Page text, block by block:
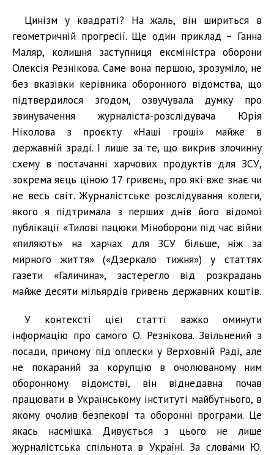
Цинізм у квадраті? На жаль, він шириться в
геометричній прогресії. Ще один приклад – Ганна
Маляр, колишня заступниця ексміністра оборони
Олексія Резнікова. Саме вона першою, зрозуміло, не
без вказівки керівника оборонного відомства, що
підтвердилося згодом, озвучувала думку про
звинувачення журналіста-розслідувача Юрія
Ніколова з проєкту «Наші гроші» майже в
державній зраді. І лише за те, що викрив злочинну
схему в постачанні харчових продуктів для ЗСУ,
зокрема яєць ціною 17 гривень, про які вже знає чи
не весь світ. Журналістське розслідування колеги,
якого я підтримала з перших днів його відомої
публікації «Тилові пацюки Міноборони під час війни
«пиляють» на харчах для ЗСУ більше, ніж за
мирного життя» («Дзеркало тижня») у статтях
газети «Галичина», застерегло від розкрадань
майже десяти мільярдів гривень державних коштів.
У контексті цієї статті важко оминути
інформацію про самого О. Резнікова. Звільнений з
посади, причому під оплески у Верховній Раді, але
не покараний за корупцію в очолюваному ним
оборонному відомстві, він віднедавна почав
працювати в Українському інституті майбутнього, в
якому очолив безпекові та оборонні програми. Це
якась насмішка. Дивується з цього не лише
журналістська спільнота в Україні. За словами Ю.